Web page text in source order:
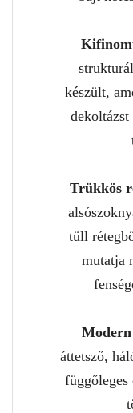
készült,
Trükkös
tüll
mutatja
Modern
áttetsző,
függőleges